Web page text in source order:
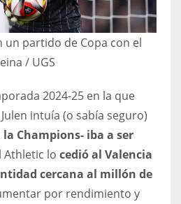
un partido de Copa con el
/ UGS
2024-25 en la que
intuía (o sabía seguro)
Champions- iba a ser
Athletic lo cedió al Valencia
cercana al millón de
por rendimiento y